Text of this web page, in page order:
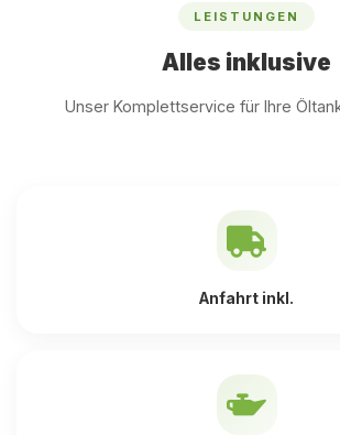
LEISTUNGEN
Alles inklusive
Unser Komplettservice für Ihre
Anfahrt inkl.